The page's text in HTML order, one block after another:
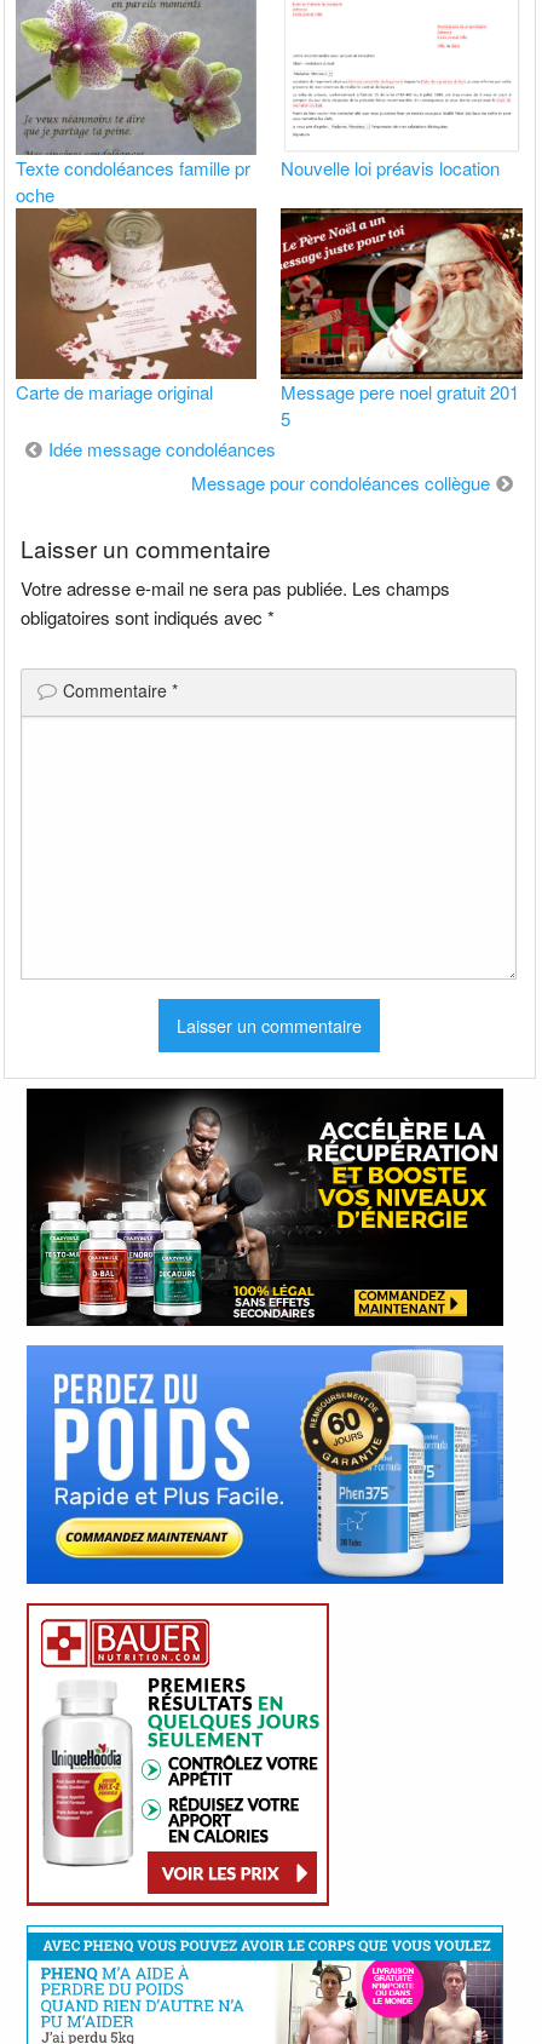
Texte condoléances famille pr
oche
Nouvelle loi préavis location
Carte de mariage original
Message pere noel gratuit 201
5
Navigation
Idée message condoléances
Message pour condoléances collègue
Laisser un commentaire
Votre adresse e-mail ne sera pas publiée. Les champs
obligatoires sont indiqués avec*
Commentaire*